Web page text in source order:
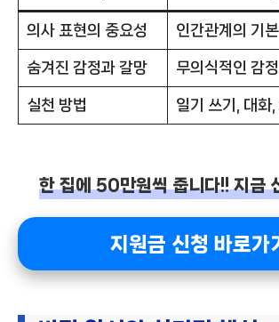
의사 표현의 중요성 인간관계의 기본
숨겨진 감정과 갈망 무의식적인 감
실천 방법 일기 쓰기, 대화
한 집에 50만원씩 줍니다!! 지금
지원금 신청 바로가